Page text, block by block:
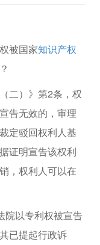
权被国家知识产权
二）》第2条，权
告无效的，审理
定驳回权利人基
证明宣告该权利
，权利人可以在
院以专利权被宣告
已提起行政诉